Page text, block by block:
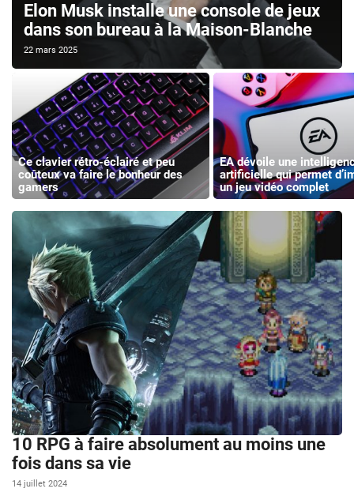
Elon Musk installe une console de jeux
dans son bureau à la Maison-Blanche
22 mars 2025
Ce clavier rétro-éclairé et peu
coûteux va faire le bonheur des
gamers
EA dévoile une
artificielle qui permet
un jeu vidéo complet
10 RPG à faire absolument au moins une
fois dans sa vie
14 juillet 2024